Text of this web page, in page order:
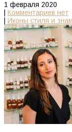
1 февраля 2020
Комментариев нет
Иконы стиля и